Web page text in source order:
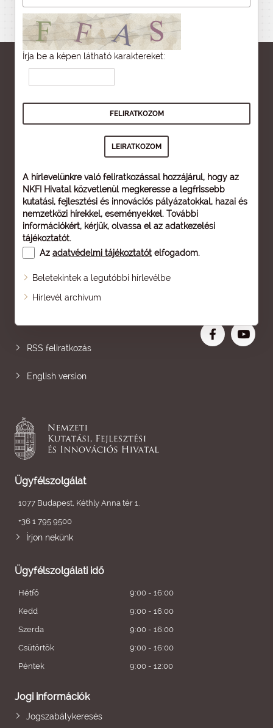
Írja be a képen látható karaktereket:
A hírlevelünkre való feliratkozással hozzájárul, hogy az
NKFI Hivatal közvetlenül megkeresse a legfrissebb
kutatási, fejlesztési és innovációs pályázatokkal, hazai és
nemzetközi hírekkel, eseményekkel. További
információkért, kérjük, olvassa el az adatkezelési
tájékoztatót.
Az adatvédelmi tájékoztatót elfogadom.
Beletekintek a legutóbbi hírlevélbe
Hírlevél archívum
Oldaltérkép
RSS feliratkozás
English version
Ügyfélszolgálat
1077 Budapest, Kéthly Anna tér 1.
+36 1 795 9500
Írjon nekünk
Ügyfélszolgálati idő
Hétfő
9:00 - 16:00
Kedd
9:00 - 16:00
Szerda
9:00 - 16:00
Csütörtök
9:00 - 16:00
Péntek
9:00 - 12:00
Jogi információk
Jogszabálykeresés